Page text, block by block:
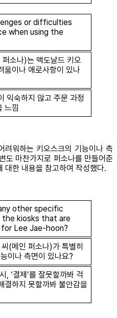
or difficulties
when using the
소나)는 맥도날드 키오
움이나 애로사항이 있나
익숙하지 않고 주문 과정
느낌
려워하는 키오스크의 기능이나 측
도 마찬가지로 퍼소나를 만들어준
대한 내용을 참고하여 작성했다.
other specific
kiosks that are
Lee Jae-hoon?
(메인 퍼소나)가 특별히
이나 측면이 있나요?
, ‘결제’를 잘못할까봐 걱
결하지 못할까봐 불안감을